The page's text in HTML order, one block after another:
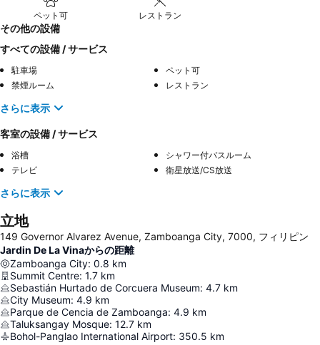
ペット可 レストラン
その他の設備
すべての設備 / サービス
駐車場
ペット可
禁煙ルーム
レストラン
さらに表示
客室の設備 / サービス
浴槽
シャワー付バスルーム
テレビ
衛星放送/CS放送
さらに表示
立地
149 Governor Alvarez Avenue, Zamboanga City, 7000, フィリピン
Jardin De La Vinaからの距離
Zamboanga City: 0.8 km
Summit Centre: 1.7 km
Sebastián Hurtado de Corcuera Museum: 4.7 km
City Museum: 4.9 km
Parque de Cencia de Zamboanga: 4.9 km
Taluksangay Mosque: 12.7 km
Bohol-Panglao International Airport: 350.5 km